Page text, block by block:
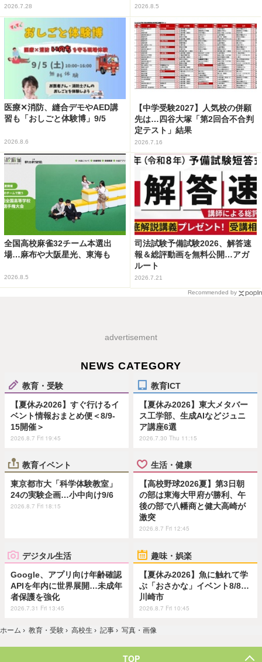
2026.7.28 2026.8.5
医療✕消防、縫合デモやAED講
習も「おしごと体験博」9/5
2026.8.6
【中学受験2027】人気校の併願
先は…四谷大塚「第2回合不合判
定テスト」結果
2026.7.16
全国高校麻雀32チーム本選出
場…麻布や大阪星光、東海も
2026.8.5
司法試験予備試験2026、解答速
報＆総評動画を無料公開…アガ
ルート
2026.7.21
Recommended by
advertisement
NEWS CATEGORY
教育・受験
【夏休み2026】すぐ行けるイ
ベント情報おまとめ便＜8/9-
15開催＞
2026.8.7 Fri 19:45
教育ICT
【夏休み2026】東大メタバー
ス工学部、生成AIなどジュニ
ア講座6選
2026.7.30 Thu 11:15
教育イベント
東京都市大「科学体験教室」
24の実験企画…小中向け9/6
2026.8.7 Fri 18:15
生活・健康
【高校野球2026夏】第3日朝
の部は東海大甲府が勝利、午
後の部で八幡商と健大高崎が
激突
2026.8.7 Fri 12:45
デジタル生活
Google、アプリ向け年齢確認
APIを年内に世界展開…未成年
者保護を強化
2026.7.31 Fri 13:45
趣味・娯楽
【夏休み2026】魚に触れて学
ぶ「おさかな」イベント8/8…
川崎市
2026.8.7 Fri 10:45
ホーム › 教育・受験 › 高校生 › 記事 › 写真・画像
TOP